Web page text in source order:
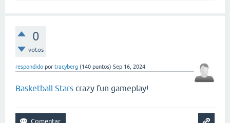
0
votos
respondido por tracyberg (140 puntos) Sep 16, 2024
Basketball Stars crazy fun gameplay!